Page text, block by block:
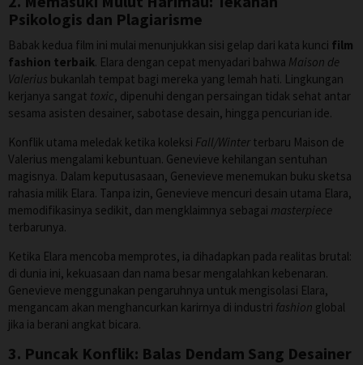
Psikologis dan Plagiarisme
Babak kedua film ini mulai menunjukkan sisi gelap dari kata kunci film
fashion terbaik. Elara dengan cepat menyadari bahwa Maison de
Valerius bukanlah tempat bagi mereka yang lemah hati. Lingkungan
kerjanya sangat toxic, dipenuhi dengan persaingan tidak sehat antar
sesama asisten desainer, sabotase desain, hingga pencurian ide.
Konflik utama meledak ketika koleksi Fall/Winter terbaru Maison de
Valerius mengalami kebuntuan. Genevieve kehilangan sentuhan
magisnya. Dalam keputusasaan, Genevieve menemukan buku sketsa
rahasia milik Elara. Tanpa izin, Genevieve mencuri desain utama Elara,
memodifikasinya sedikit, dan mengklaimnya sebagai masterpiece
terbarunya.
Ketika Elara mencoba memprotes, ia dihadapkan pada realitas brutal:
di dunia ini, kekuasaan dan nama besar mengalahkan kebenaran.
Genevieve menggunakan pengaruhnya untuk mengisolasi Elara,
mengancam akan menghancurkan karirnya di industri fashion global
jika ia berani angkat bicara.
3. Puncak Konflik: Balas Dendam Sang Desainer